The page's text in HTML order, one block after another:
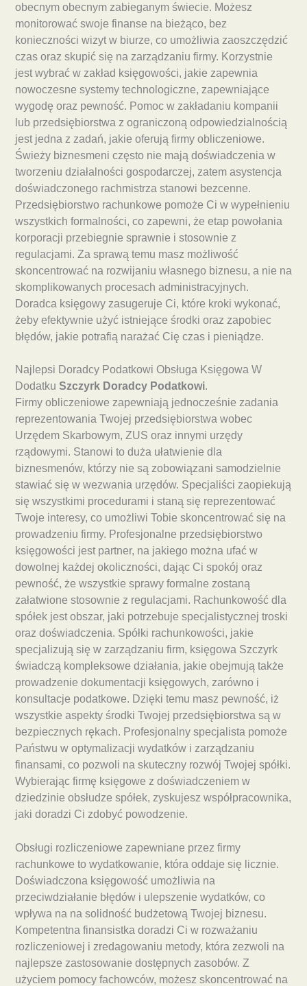
obecnym obecnym zabieganym świecie. Możesz
monitorować swoje finanse na bieżąco, bez
konieczności wizyt w biurze, co umożliwia zaoszczędzić
czas oraz skupić się na zarządzaniu firmy. Korzystnie
jest wybrać w zakład księgowości, jakie zapewnia
nowoczesne systemy technologiczne, zapewniające
wygodę oraz pewność. Pomoc w zakładaniu kompanii
lub przedsiębiorstwa z ograniczoną odpowiedzialnością
jest jedna z zadań, jakie oferują firmy obliczeniowe.
Świeży biznesmeni często nie mają doświadczenia w
tworzeniu działalności gospodarczej, zatem asystencja
doświadczonego rachmistrza stanowi bezcenne.
Przedsiębiorstwo rachunkowe pomoże Ci w wypełnieniu
wszystkich formalności, co zapewni, że etap powołania
korporacji przebiegnie sprawnie i stosownie z
regulacjami. Za sprawą temu masz możliwość
skoncentrować na rozwijaniu własnego biznesu, a nie na
skomplikowanych procesach administracyjnych.
Doradca księgowy zasugeruje Ci, które kroki wykonać,
żeby efektywnie użyć istniejące środki oraz zapobiec
błędów, jakie potrafią narażać Cię czas i pieniądze.
Najlepsi Doradcy Podatkowi Obsługa Księgowa W
Dodatku Szczyrk Doradcy Podatkowi.
Firmy obliczeniowe zapewniają jednocześnie zadania
reprezentowania Twojej przedsiębiorstwa wobec
Urzędem Skarbowym, ZUS oraz innymi urzędy
rządowymi. Stanowi to duża ułatwienie dla
biznesmenów, którzy nie są zobowiązani samodzielnie
stawiać się w wezwania urzędów. Specjaliści zaopiekują
się wszystkimi procedurami i staną się reprezentować
Twoje interesy, co umożliwi Tobie skoncentrować się na
prowadzeniu firmy. Profesjonalne przedsiębiorstwo
księgowości jest partner, na jakiego można ufać w
dowolnej każdej okoliczności, dając Ci spokój oraz
pewność, że wszystkie sprawy formalne zostaną
załatwione stosownie z regulacjami. Rachunkowość dla
spółek jest obszar, jaki potrzebuje specjalistycznej troski
oraz doświadczenia. Spółki rachunkowości, jakie
specjalizują się w zarządzaniu firm, księgowa Szczyrk
świadczą kompleksowe działania, jakie obejmują także
prowadzenie dokumentacji księgowych, zarówno i
konsultacje podatkowe. Dzięki temu masz pewność, iż
wszystkie aspekty środki Twojej przedsiębiorstwa są w
bezpiecznych rękach. Profesjonalny specjalista pomoże
Państwu w optymalizacji wydatków i zarządzaniu
finansami, co pozwoli na skuteczny rozwój Twojej spółki.
Wybierając firmę księgowe z doświadczeniem w
dziedzinie obsłudze spółek, zyskujesz współpracownika,
jaki doradzi Ci zdobyć powodzenie.
Obsługi rozliczeniowe zapewniane przez firmy
rachunkowe to wydatkowanie, która oddaje się licznie.
Doświadczona księgowość umożliwia na
przeciwdziałanie błędów i ulepszenie wydatków, co
wpływa na na solidność budżetową Twojej biznesu.
Kompetentna finansistka doradzi Ci w rozważaniu
rozliczeniowej i zredagowaniu metody, która zezwoli na
najlepsze zastosowanie dostępnych zasobów. Z
użyciem pomocy fachowców, możesz skoncentrować na